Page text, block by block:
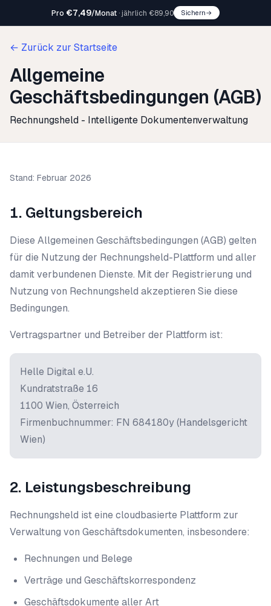
Pro €7,49/Monat · jährlich €89,90 Sichern→
← Zurück zur Startseite
Allgemeine
Geschäftsbedingungen (AGB)
Rechnungsheld - Intelligente Dokumentenverwaltung
Stand: Februar 2026
1. Geltungsbereich
Diese Allgemeinen Geschäftsbedingungen (AGB) gelten
für die Nutzung der Rechnungsheld-Plattform und aller
damit verbundenen Dienste. Mit der Registrierung und
Nutzung von Rechnungsheld akzeptieren Sie diese
Bedingungen.
Vertragspartner und Betreiber der Plattform ist:
Helle Digital e.U.
Kundratstraße 16
1100 Wien, Österreich
Firmenbuchnummer: FN 684180y (Handelsgericht
Wien)
2. Leistungsbeschreibung
Rechnungsheld ist eine cloudbasierte Plattform zur
Verwaltung von Geschäftsdokumenten, insbesondere:
Rechnungen und Belege
Verträge und Geschäftskorrespondenz
Geschäftsdokumente aller Art